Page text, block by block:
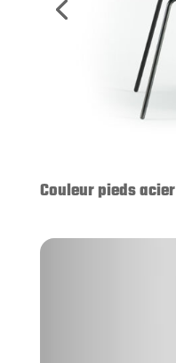
Couleur pieds acier